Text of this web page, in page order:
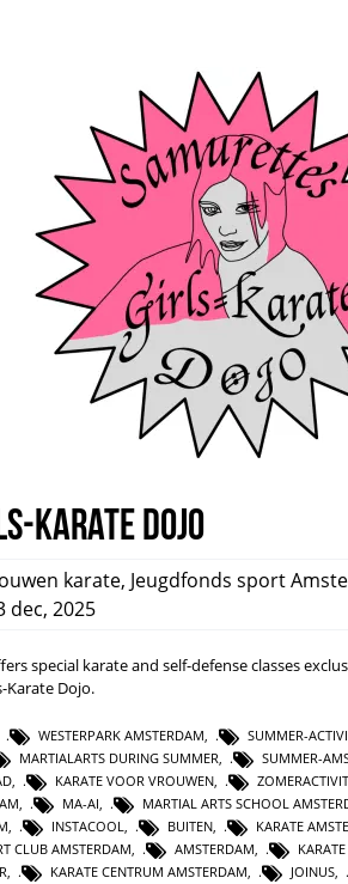
Karate Dojo
karate, Jeugdfonds sport
dec, 2025
special karate and self-defense classes
Karate Dojo.
WESTERPARK AMSTERDAM SUMMER-
MARTIALARTS DURING SUMMER SUMMER-
KARATE VOOR VROUWEN
MA-AI MARTIAL ARTS SCHOOL
, INSTACOOL, BUITEN, KARATE
CLUB AMSTERDAM, AMSTERDAM,
, KARATE CENTRUM AMSTERDAM, JOINUS,